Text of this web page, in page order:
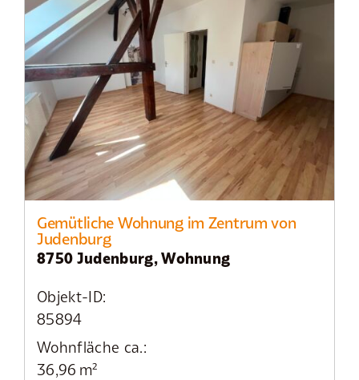
Gemütliche Wohnung im Zentrum von
Judenburg
8750 Judenburg, Wohnung
Objekt-ID:
85894
Wohnfläche ca.:
36,96 m²